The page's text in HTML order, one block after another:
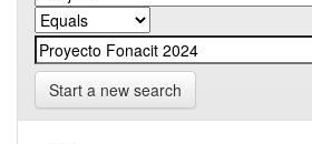
Start a new search